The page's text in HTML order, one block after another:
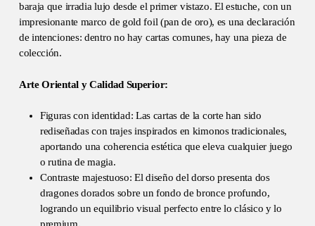
baraja que irradia lujo desde el primer vistazo. El estuche, con un
impresionante marco de gold foil (pan de oro), es una declaración
de intenciones: dentro no hay cartas comunes, hay una pieza de
colección.
Arte Oriental y Calidad Superior:
Figuras con identidad: Las cartas de la corte han sido
rediseñadas con trajes inspirados en kimonos tradicionales,
aportando una coherencia estética que eleva cualquier juego
o rutina de magia.
Contraste majestuoso: El diseño del dorso presenta dos
dragones dorados sobre un fondo de bronce profundo,
logrando un equilibrio visual perfecto entre lo clásico y lo